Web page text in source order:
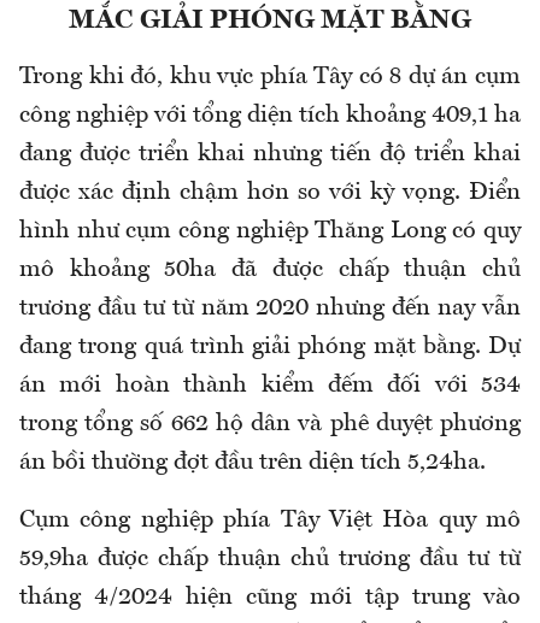
MẮC GIẢI PHÓNG MẶT BẰNG
Trong khi đó, khu vực phía Tây có 8 dự án cụm
công nghiệp với tổng diện tích khoảng 409,1 ha
đang được triển khai nhưng tiến độ triển khai
được xác định chậm hơn so với kỳ vọng. Điển
hình như cụm công nghiệp Thăng Long có quy
mô khoảng 50ha đã được chấp thuận chủ
trương đầu tư từ năm 2020 nhưng đến nay vẫn
đang trong quá trình giải phóng mặt bằng. Dự
án mới hoàn thành kiểm đếm đối với 534
trong tổng số 662 hộ dân và phê duyệt phương
án bồi thường đợt đầu trên diện tích 5,24ha.
Cụm công nghiệp phía Tây Việt Hòa quy mô
59,9ha được chấp thuận chủ trương đầu tư từ
tháng 4/2024 hiện cũng mới tập trung vào